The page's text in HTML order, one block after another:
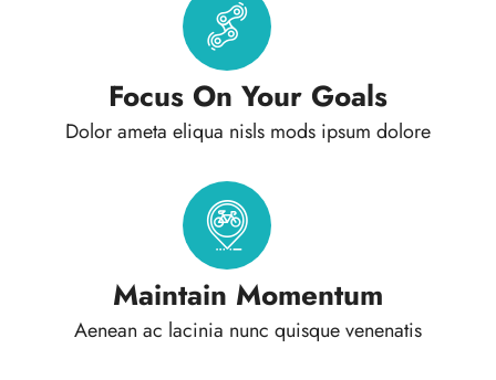
Focus On Your Goals
Dolor ameta eliqua nisls mods ipsum dolore
Maintain Momentum
Aenean ac lacinia nunc quisque venenatis